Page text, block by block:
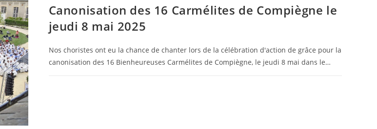
Canonisation des 16 Carmélites de Compiègne le
jeudi 8 mai 2025
Nos choristes ont eu la chance de chanter lors de la célébration d'action de grâce pour la
canonisation des 16 Bienheureuses Carmélites de Compiègne, le jeudi 8 mai dans le…